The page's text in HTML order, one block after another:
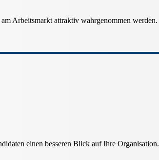
Arbeitsmarkt attraktiv wahrgenommen werden.
einen besseren Blick auf Ihre Organisation.